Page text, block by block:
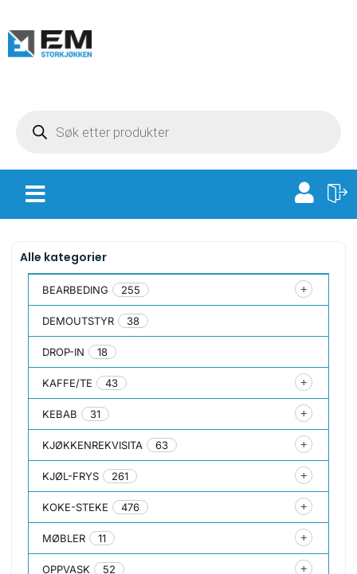
Alle kategorier
BEARBEDING 255
DEMOUTSTYR 38
DROP-IN 18
KAFFE/TE 43
KEBAB 31
KJØKKENREKVISITA 63
KJØL-FRYS 261
KOKE-STEKE 476
MØBLER 11
OPPVASK 52